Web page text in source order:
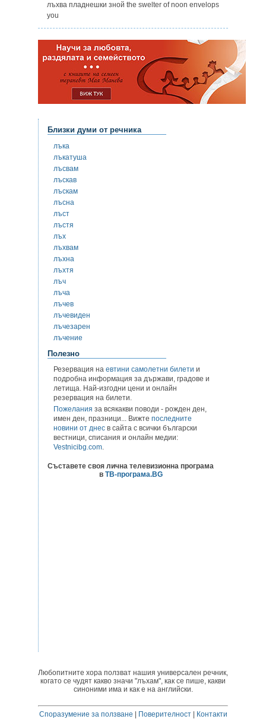
лъхва пладнешки зной the swelter of noon envelops
you
Близки думи от речника
лъка
лъкатуша
лъсвам
лъскав
лъскам
лъсна
лъст
лъстя
лъх
лъхвам
лъхна
лъхтя
лъч
лъча
лъчев
лъчевиден
лъчезарен
лъчение
Полезно
Резервация на евтини самолетни билети и
подробна информация за държави, градове и
летища. Най-изгодни цени и онлайн
резервация на билети.
Пожелания за всякакви поводи - рожден ден,
имен ден, празници... Вижте последните
новини от днес в сайта с всички български
вестници, списания и онлайн медии:
Vestnicibg.com.
Съставете своя лична телевизионна програма
в ТВ-програма.BG
Любопитните хора ползват нашия универсален речник,
когато се чудят какво значи "лъхам", как се пише, какви
синоними има и как е на английски.
Споразумение за ползване Поверителност| Контакти